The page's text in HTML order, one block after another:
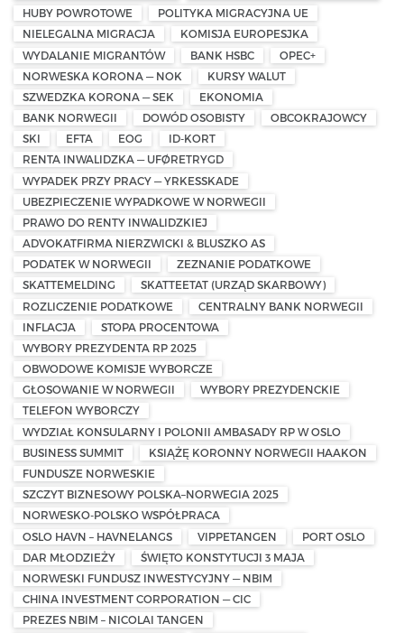
HUBY POWROTOWE
POLITYKA MIGRACYJNA UE
NIELEGALNA MIGRACJA
KOMISJA EUROPESJKA
WYDALANIE MIGRANTÓW
BANK HSBC
OPEC+
NORWESKA KORONA — NOK
KURSY WALUT
SZWEDZKA KORONA — SEK
EKONOMIA
BANK NORWEGII
DOWÓD OSOBISTY
OBCOKRAJOWCY
SKI
EFTA EOG
ID-KORT
RENTA INWALIDZKA — UFØRETRYGD
WYPADEK PRZY PRACY — YRKESSKADE
UBEZPIECZENIE WYPADKOWE W NORWEGII
PRAWO DO RENTY INWALIDZKIEJ
ADVOKATFIRMA NIERZWICKI & BLUSZKO AS
PODATEK W NORWEGII
ZEZNANIE PODATKOWE
SKATTEMELDING
SKATTEETAT (URZĄD SKARBOWY)
ROZLICZENIE PODATKOWE
CENTRALNY BANK NORWEGII
INFLACJA
STOPA PROCENTOWA
WYBORY PREZYDENTA RP 2025
OBWODOWE KOMISJE WYBORCZE
GŁOSOWANIE W NORWEGII
WYBORY PREZYDENCKIE
TELEFON WYBORCZY
WYDZIAŁ KONSULARNY I POLONII AMBASADY RP W OSLO
BUSINESS SUMMIT
KSIĄŻĘ KORONNY NORWEGII HAAKON
FUNDUSZE NORWESKIE
SZCZYT BIZNESOWY POLSKA–NORWEGIA 2025
NORWESKO-POLSKO WSPÓŁPRACA
OSLO HAVN – HAVNELANGS
VIPPETANGEN
PORT OSLO
DAR MŁODZIEŻY
ŚWIĘTO KONSTYTUCJI 3 MAJA
NORWESKI FUNDUSZ INWESTYCYJNY — NBIM
CHINA INVESTMENT CORPORATION — CIC
PREZES NBIM – NICOLAI TANGEN